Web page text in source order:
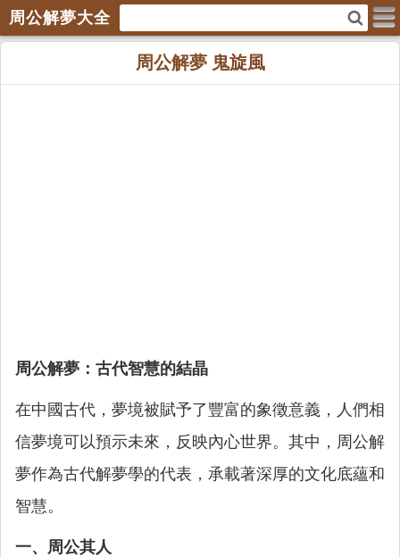
周公解夢大全
周公解夢 鬼旋風
周公解夢：古代智慧的結晶
在中國古代，夢境被賦予了豐富的象徵意義，人們相
信夢境可以預示未來，反映內心世界。其中，周公解
夢作為古代解夢學的代表，承載著深厚的文化底蘊和
智慧。
一、周公其人